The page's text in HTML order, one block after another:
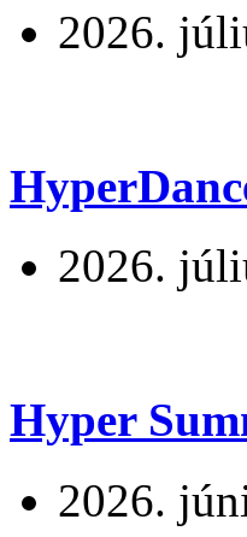
2026.
2026.
Hyper
2026.